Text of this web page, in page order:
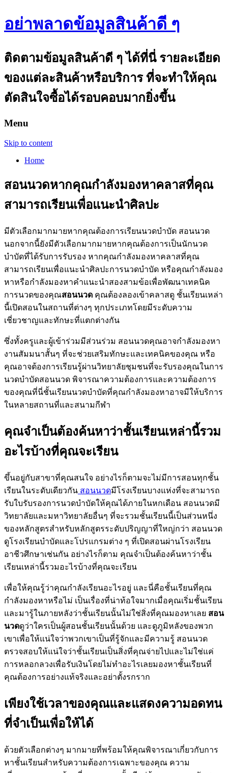
อย่าพลาดข้อมูลสินค้าดี ๆ
ติดตามข้อมูลสินค้าดี ๆ ได้ที่นี่ รายละเอียด
ของแต่ละสินค้าหรือบริการ ที่จะทำให้คุณ
ตัดสินใจซื้อได้รอบคอบมากยิ่งขึ้น
Menu
Skip to content
Home
สอนนวดหากคุณกำลังมองหาคลาสที่คุณ
สามารถเรียนเพื่อแนะนำศิลปะ
มีตัวเลือกมากมายหากคุณต้องการเรียนนวดบำบัด สอนนวด
นอกจากนี้ยังมีตัวเลือกมากมายหากคุณต้องการเป็นนักนวด
บำบัดที่ได้รับการรับรอง หากคุณกำลังมองหาคลาสที่คุณ
สามารถเรียนเพื่อแนะนำศิลปะการนวดบำบัด หรือคุณกำลังมอง
หาหรือกำลังมองหาคำแนะนำสองสามข้อเพื่อพัฒนาเทคนิค
การนวดของคุณสอนนวด คุณต้องลองเข้าคลาสดู ชั้นเรียนเหล่า
นี้เปิดสอนในสถานที่ต่างๆ ทุกประเภทโดยมีระดับความ
เชี่ยวชาญและทักษะที่แตกต่างกัน
ซึ่งทั้งครูและผู้เข้าร่วมมีส่วนร่วม สอนนวดคุณอาจกำลังมองหา
งานสัมมนาสั้นๆ ที่จะช่วยเสริมทักษะและเทคนิคของคุณ หรือ
คุณอาจต้องการเรียนรู้ผ่านวิทยาลัยชุมชนที่จะรับรองคุณในการ
นวดบำบัดสอนนวด พิจารณาความต้องการและความต้องการ
ของคุณที่นี่ชั้นเรียนนวดบำบัดที่คุณกำลังมองหาอาจมีให้บริการ
ในหลายสถานที่และสนามกีฬา
คุณจำเป็นต้องค้นหาว่าชั้นเรียนเหล่านี้รวม
อะไรบ้างที่คุณจะเรียน
ขึ้นอยู่กับสาขาที่คุณสนใจ อย่างไรก็ตามจะไม่มีการสอนทุกชั้น
เรียนในระดับเดียวกัน สอนนวดมีโรงเรียนบางแห่งที่จะสามารถ
รับใบรับรองการนวดบำบัดให้คุณได้ภายในหกเดือน สอนนวดมี
วิทยาลัยและมหาวิทยาลัยอื่นๆ ที่จะรวมชั้นเรียนนี้เป็นส่วนหนึ่ง
ของหลักสูตรสำหรับหลักสูตรระดับปริญญาที่ใหญ่กว่า สอนนวด
ดูโรงเรียนบำบัดและโปรแกรมต่าง ๆ ที่เปิดสอนผ่านโรงเรียน
อาชีวศึกษาเช่นกัน อย่างไรก็ตาม คุณจำเป็นต้องค้นหาว่าชั้น
เรียนเหล่านี้รวมอะไรบ้างที่คุณจะเรียน
เพื่อให้คุณรู้ว่าคุณกำลังเรียนอะไรอยู่ และนี่คือชั้นเรียนที่คุณ
กำลังมองหาหรือไม่ เป็นเรื่องที่น่าท้อใจมากเมื่อคุณเริ่มชั้นเรียน
และมารู้ในภายหลังว่าชั้นเรียนนั้นไม่ใช่สิ่งที่คุณมองหาเลย สอน
นวดดูว่าใครเป็นผู้สอนชั้นเรียนนั้นด้วย และดูภูมิหลังของพวก
เขาเพื่อให้แน่ใจว่าพวกเขาเป็นที่รู้จักและมีความรู้ สอนนวด
ตรวจสอบให้แน่ใจว่าชั้นเรียนเป็นสิ่งที่คุณจ่ายไปและไม่ใช่แค่
การหลอกลวงเพื่อรับเงินโดยไม่ทำอะไรเลยมองหาชั้นเรียนที่
คุณต้องการอย่างแท้จริงและอย่าตั้งรกราก
เพียงใช้เวลาของคุณและแสดงความอดทน
ที่จำเป็นเพื่อให้ได้
ด้วยตัวเลือกต่างๆ มากมายที่พร้อมให้คุณพิจารณาเกี่ยวกับการ
หาชั้นเรียนสำหรับความต้องการเฉพาะของคุณ ความ